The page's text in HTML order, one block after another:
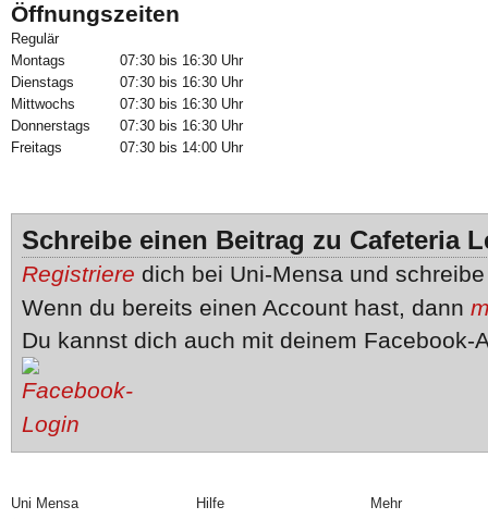
Öffnungszeiten
Regulär
Montags
07:30 bis 16:30 Uhr
Dienstags
07:30 bis 16:30 Uhr
Mittwochs
07:30 bis 16:30 Uhr
Donnerstags
07:30 bis 16:30 Uhr
Freitags
07:30 bis 14:00 Uhr
Schreibe einen Beitrag zu Cafeteria
Registriere dich bei Uni-Mensa und
Wenn du bereits einen Account hast, dann
Du kannst dich auch mit deinem Facebook-
Uni Mensa
Hilfe
Mehr